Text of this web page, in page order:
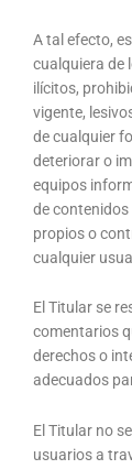
A tal efecto,
cualquiera de
ilícitos,
vigente,
de cualquier
deteriorar o
equipos
de
propios o
cualquier
El Titular se
comentarios
derechos o
adecuados
El Titular no
usuarios a